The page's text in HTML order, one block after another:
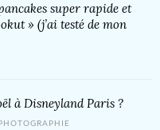
super rapide et
» (j’ai testé de mon
à Disneyland Paris ?